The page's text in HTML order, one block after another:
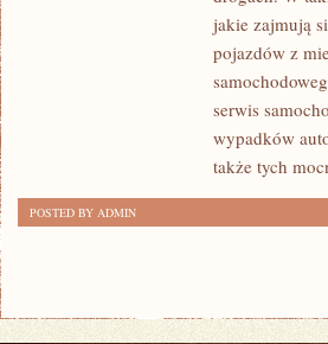
CODZIENNIE
CZYNIENIA
jakie zajmują
pojazdów z
serwis
wypadków
także tych
POSTED BY ADMIN